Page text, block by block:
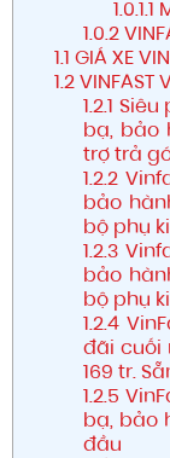
1.0.1.1
1.0.2
1.1 GIÁ XE
1.2 VINFAST
1.2.1
Siêu
bạ, bảo
trợ trả
1.2.2
bảo
bộ phụ
1.2.3
bảo
bộ phụ
1.2.4
đãi cuối
169 tr.
1.2.5
bạ, bảo
đầu